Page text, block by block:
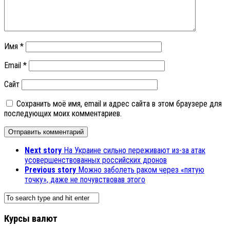
Имя *
Email *
Сайт
Сохранить моё имя, email и адрес сайта в этом браузере для
последующих моих комментариев.
Next story На Украине сильно переживают из-за атак
усовершенствованных российских дронов
Previous story Можно заболеть раком через «пятую
точку», даже не почувствовав этого
Курсы валют